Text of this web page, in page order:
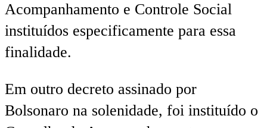
Acompanhamento e Controle Social
instituídos especificamente para essa
finalidade.
Em outro decreto assinado por
Bolsonaro na solenidade, foi instituído o